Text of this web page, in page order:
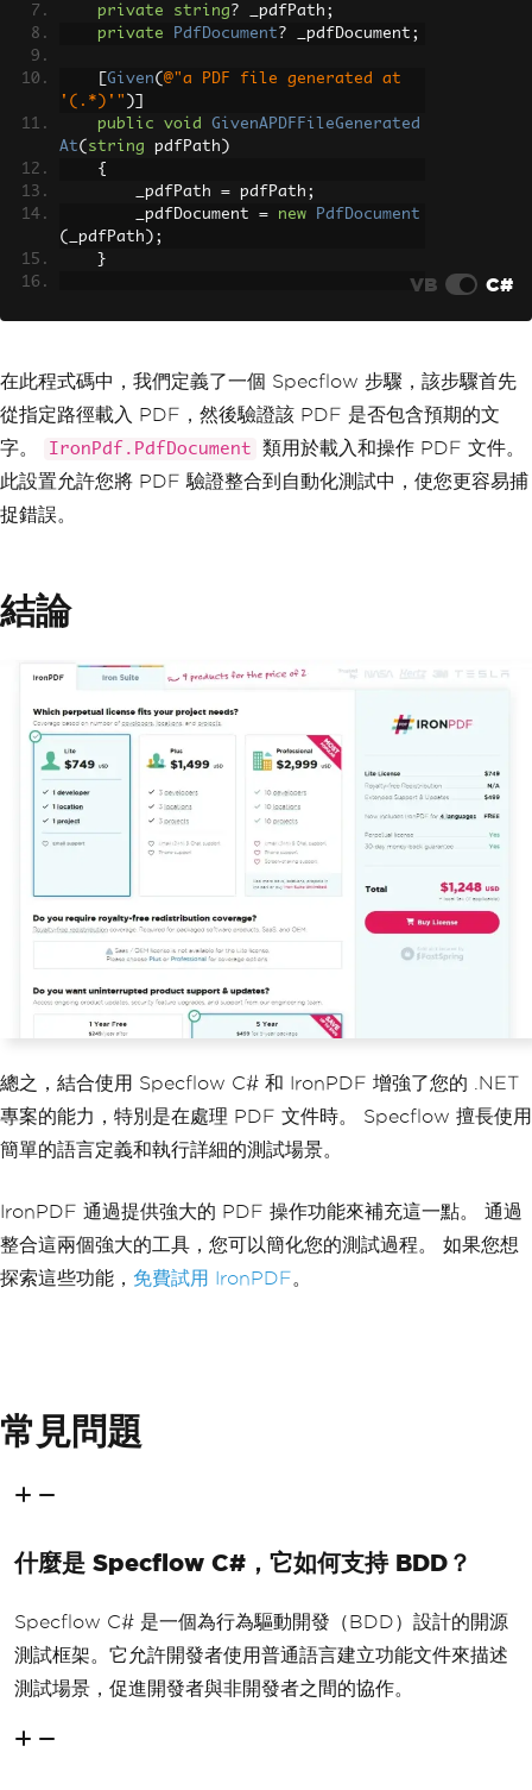
private string? _pdfPath ;
private
PdfDocument? _pdfDocument ;
Given( @"a PDF file generated at
'(.*)'" )]
public
void
GivenAPDFFileGenerated
At( string pdfPath )
{
        _pdfPath
= pdfPath ;
        _pdfDocument
= new
PdfDocument
(
_pdfPath );
}
nTheText(string expectedText)
{
// Extract text from the PDF a
nd check if it contains the expected t
var textContent = _pdfDocumen
ontent does not contain the expected t
}
}
VB C#
在此程式碼中，我們定義了一個 Specflow 步驟，該步驟首先
從指定路徑載入 PDF，然後驗證該 PDF 是否包含預期的文
字。
IronPdf.PdfDocument
類用於載入和操作 PDF 文件。
此設置允許您將 PDF 驗證整合到自動化測試中，使您更容易捕
捉錯誤。
結論
總之，結合使用 Specflow C# 和 IronPDF 增強了您的 .NET
專案的能力，特別是在處理 PDF 文件時。 Specflow 擅長使用
簡單的語言定義和執行詳細的測試場景。
IronPDF 通過提供強大的 PDF 操作功能來補充這一點。 通過
整合這兩個強大的工具，您可以簡化您的測試過程。 如果您想
探索這些功能， 免費試用 IronPDF。
常見問題
什麼是 Specflow C#，它如何支持 BDD？
Specflow C# 是一個為行為驅動開發（BDD）設計的開源
測試框架。它允許開發者使用普通語言建立功能文件來描述
測試場景，促進開發者與非開發者之間的協作。